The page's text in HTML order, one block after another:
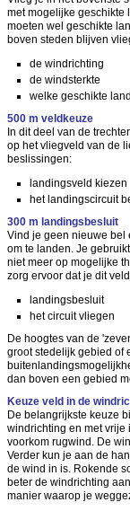
met mogelijke geschikte
moeten wel geschikte
boven steden blijven
de windrichting
de windsterkte
welke geschikte
500 m veldkeuze
In dit deel van de
op het vliegveld van de
beslissingen:
landingsveld kiezen
het landingscircuit
300 m landingsbesluit
Vind je geen nieuwe bel
om te landen. Je
niet meer op mogelijke
zorg ervoor dat je dit
landingsbesluit
het circuit vliegen
De hoogtes van de
groot stedelijk gebied of
dan boven een gebied
Keuze veld in de
De belangrijkste keuze
windrichting en met vrije
voorkom rugwind. De
Verder kun je aan de
de wind in is. Rokende
beter de windrichting
manier waarop je